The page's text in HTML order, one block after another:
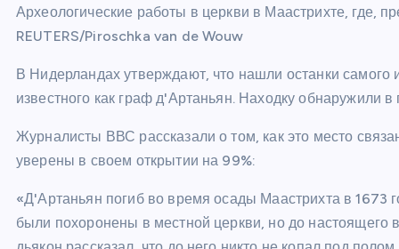
Археологические работы в церкви в Маастрихте, где,
REUTERS/Piroschka van de Wouw
В Нидерландах утверждают, что нашли останки самого
известного как граф д'Артаньян. Находку обнаружили
Журналисты ВВС рассказали о том, как это место
уверены в своем открытии на 99%:
«Д'Артаньян погиб во время осады Маастрихта в 1673
были похоронены в местной церкви, но до настоящего